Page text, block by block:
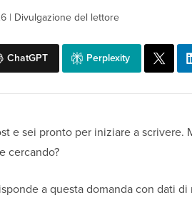
| Divulgazione del lettore
ChatGPT Perplexity
e sei pronto per iniziare a scrivere.
cercando?
a questa domanda con dati